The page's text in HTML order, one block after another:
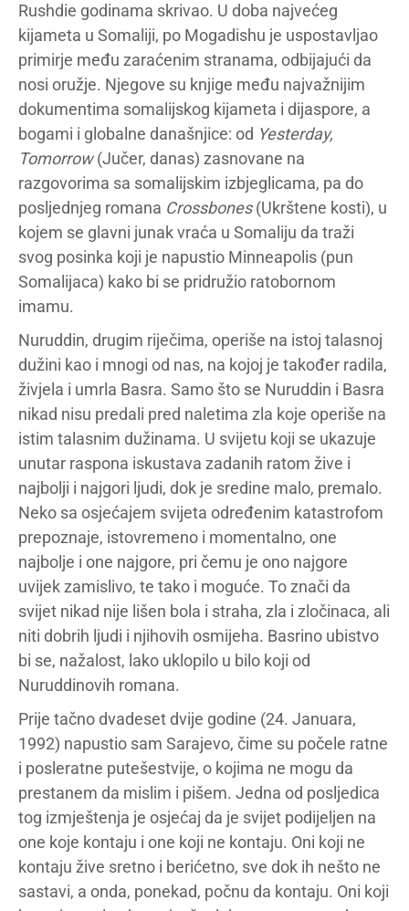
Rushdie godinama skrivao. U doba najvećeg
kijameta u Somaliji, po Mogadishu je uspostavljao
primirje među zaraćenim stranama, odbijajući da
nosi oružje. Njegove su knjige među najvažnijim
dokumentima somalijskog kijameta i dijaspore, a
bogami i globalne današnjice: od Yesterday,
Tomorrow(Jučer, danas) zasnovane na
razgovorima sa somalijskim izbjeglicama, pa do
posljednjeg romana Crossbones(Ukrštene kosti), u
kojem se glavni junak vraća u Somaliju da traži
svog posinka koji je napustio Minneapolis (pun
Somalijaca) kako bi se pridružio ratobornom
imamu.
Nuruddin, drugim riječima, operiše na istoj talasnoj
dužini kao i mnogi od nas, na kojoj je također radila,
živjela i umrla Basra. Samo što se Nuruddin i Basra
nikad nisu predali pred naletima zla koje operiše na
istim talasnim dužinama. U svijetu koji se ukazuje
unutar raspona iskustava zadanih ratom žive i
najbolji i najgori ljudi, dok je sredine malo, premalo.
Neko sa osjećajem svijeta određenim katastrofom
prepoznaje, istovremeno i momentalno, one
najbolje i one najgore, pri čemu je ono najgore
uvijek zamislivo, te tako i moguće. To znači da
svijet nikad nije lišen bola i straha, zla i zločinaca, ali
niti dobrih ljudi i njihovih osmijeha. Basrino ubistvo
bi se, nažalost, lako uklopilo u bilo koji od
Nuruddinovih romana.
Prije tačno dvadeset dvije godine (24. Januara,
1992) napustio sam Sarajevo, čime su počele ratne
i posleratne putešestvije, o kojima ne mogu da
prestanem da mislim i pišem. Jedna od posljedica
tog izmještenja je osjećaj da je svijet podijeljen na
one koje kontaju i one koji ne kontaju. Oni koji ne
kontaju žive sretno i berićetno, sve dok ih nešto ne
sastavi, a onda, ponekad, počnu da kontaju. Oni koji